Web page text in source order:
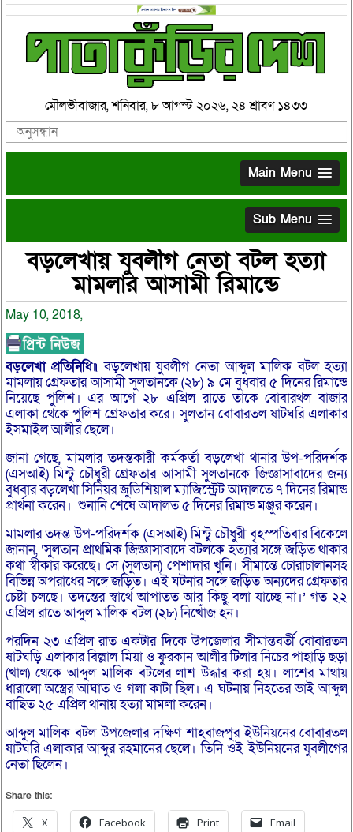
মৌলভীবাজার, শনিবার, ৮ আগস্ট ২০২৬, ২৪ শ্রাবণ ১৪৩৩
Main Menu
Sub Menu
বড়লেখায় যুবলীগ নেতা বটল হত্যা
মামলার আসামী রিমান্ডে
May 10, 2018,
বড়লেখা প্রতিনিধি॥ বড়লেখায় যুবলীগ নেতা আব্দুল মালিক বটল হত্যা
মামলায় গ্রেফতার আসামী সুলতানকে (২৮) ৯ মে বুধবার ৫ দিনের রিমান্ডে
নিয়েছে পুলিশ। এর আগে ২৮ এপ্রিল রাতে তাকে বোবারথল বাজার
এলাকা থেকে পুলিশ গ্রেফতার করে। সুলতান বোবারতল ষাটঘরি এলাকার
ইসমাইল আলীর ছেলে।
জানা গেছে, মামলার তদন্তকারী কর্মকর্তা বড়লেখা থানার উপ-পরিদর্শক
(এসআই) মিন্টু চৌধুরী গ্রেফতার আসামী সুলতানকে জিজ্ঞাসাবাদের জন্য
বুধবার বড়লেখা সিনিয়র জুডিশিয়াল ম্যাজিস্ট্রেট আদালতে ৭ দিনের রিমান্ড
প্রার্থনা করেন। শুনানি শেষে আদালত ৫ দিনের রিমান্ড মঞ্জুর করেন।
মামলার তদন্ত উপ-পরিদর্শক (এসআই) মিন্টু চৌধুরী বৃহস্পতিবার বিকেলে
জানান, ‘সুলতান প্রাথমিক জিজ্ঞাসাবাদে বটলকে হত্যার সঙ্গে জড়িত থাকার
কথা স্বীকার করেছে। সে (সুলতান) পেশাদার খুনি। সীমান্তে চোরাচালানসহ
বিভিন্ন অপরাধের সঙ্গে জড়িত। এই ঘটনার সঙ্গে জড়িত অন্যদের গ্রেফতার
চেষ্টা চলছে। তদন্তের স্বার্থে আপাতত আর কিছু বলা যাচ্ছে না।’ গত ২২
এপ্রিল রাতে আব্দুল মালিক বটল (২৮) নিখোঁজ হন।
পরদিন ২৩ এপ্রিল রাত একটার দিকে উপজেলার সীমান্তবর্তী বোবারতল
ষাটঘড়ি এলাকার বিল্লাল মিয়া ও ফুরকান আলীর টিলার নিচের পাহাড়ি ছড়া
(খাল) থেকে আব্দুল মালিক বটলের লাশ উদ্ধার করা হয়। লাশের মাথায়
ধারালো অস্ত্রের আঘাত ও গলা কাটা ছিল। এ ঘটনায় নিহতের ভাই আব্দুল
বাছিত ২৫ এপ্রিল থানায় হত্যা মামলা করেন।
আব্দুল মালিক বটল উপজেলার দক্ষিণ শাহবাজপুর ইউনিয়নের বোবারতল
ষাটঘরি এলাকার আব্দুর রহমানের ছেলে। তিনি ওই ইউনিয়নের যুবলীগের
নেতা ছিলেন।
Share this:
X Facebook Print Email